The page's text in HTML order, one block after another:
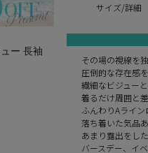
ー 長袖
サイズ/詳細
その場の視線を
圧倒的な存在感
繊細なビジュー
着るだけ周囲と
ふんわりAライ
落ち着いた気品
あまり露出をし
バースデー、イ